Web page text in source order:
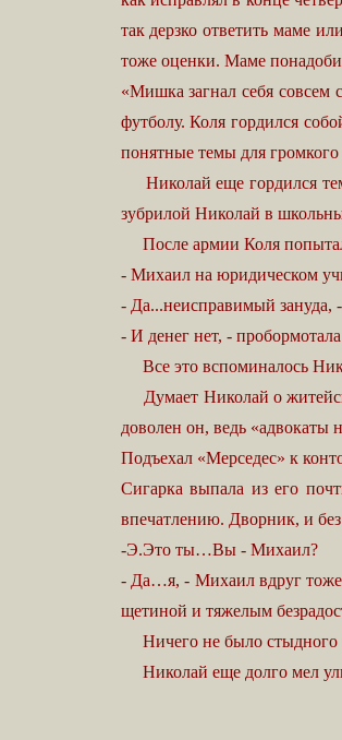
так дерзко ответить маме
тоже оценки. Маме
«Мишка загнал себя
футболу. Коля гордился
понятные темы для
Николай еще гордился тем,
зубрилой Николай в
После армии Коля
- Михаил на юридическом
- Да...неисправимый зануда,
- И денег нет, -
Все это вспоминалось
Думает Николай о
доволен он, ведь «адвокаты
Подъехал «Мерседес» к
Сигарка выпала из его
впечатлению. Дворник, и
-Э.Это ты…Вы - Михаил?
- Да…я, - Михаил вдруг тоже
щетиной и тяжелым
Ничего не было стыдного в
Николай еще долго мел